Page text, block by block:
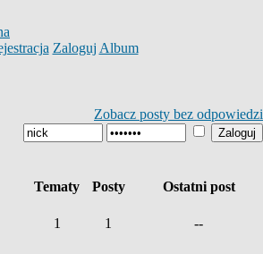
Zaloguj Album
Zobacz posty bez odpowiedzi
Tematy Posty
Ostatni post
1 1 --